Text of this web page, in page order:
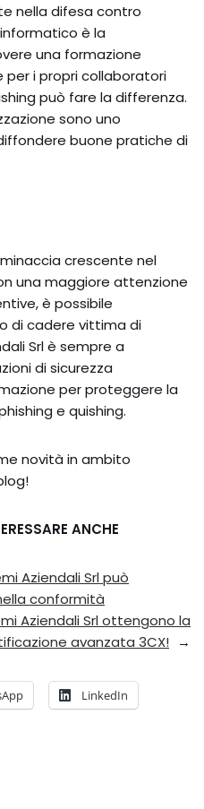
nella difesa contro
è la
una formazione
i propri collaboratori
può fare la differenza.
sono uno
buone pratiche di
crescente nel
una maggiore attenzione
è possibile
di cadere vittima di
Srl è sempre a
di sicurezza
per proteggere la
e quishing.
novità in ambito
ANCHE
Aziendali Srl può
conformità
Aziendali Srl ottengono la
avanzata 3CX! →
LinkedIn